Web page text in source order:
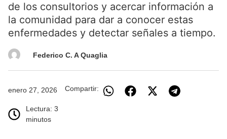
de los consultorios y acercar información a
la comunidad para dar a conocer estas
enfermedades y detectar señales a tiempo.
Federico C. A Quaglia
enero 27, 2026
Lectura: 3
minutos
Compartir: